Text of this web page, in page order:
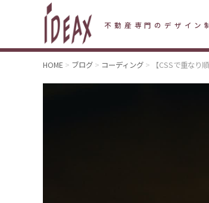
不動産専門のデザイン
HOME ブログ コーディング 【CSSで重なり